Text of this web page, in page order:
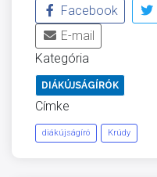
Facebook
E-mail
Kategória
DIÁKÚJSÁGÍRÓK
Címke
diákújságíró Krúdy